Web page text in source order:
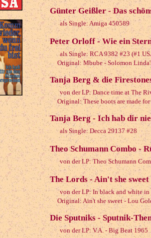
Günter Geißler - Das
als Single: Amiga 450589
Peter Orloff - Wie ein
als Single: RCA 9382 #23 (#1
Original: Mbube - Solomon
Tanja Berg & die
von der LP: Dance time at The
Original: These boots are made for
Tanja Berg - Ich hab dir
als Single: Decca 29137 #28
Theo Schumann Combo -
von der LP: Theo Schumann
The Lords - Ain't she sweet
von der LP: In black and white in
Original: Ain't she sweet - Lou
Die Sputniks - Sputnik-
von der LP: V.A. - Big Beat 1965